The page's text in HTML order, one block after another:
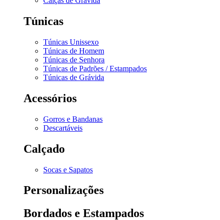
Túnicas
Túnicas Unissexo
Túnicas de Homem
Túnicas de Senhora
Túnicas de Padrões / Estampados
Túnicas de Grávida
Acessórios
Gorros e Bandanas
Descartáveis
Calçado
Socas e Sapatos
Personalizações
Bordados e Estampados